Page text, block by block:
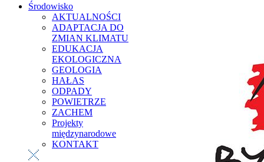
Środowisko
AKTUALNOŚCI
ADAPTACJA DO
ZMIAN KLIMATU
EDUKACJA
EKOLOGICZNA
GEOLOGIA
HAŁAS
ODPADY
POWIETRZE
ZACHEM
Projekty
międzynarodowe
KONTAKT